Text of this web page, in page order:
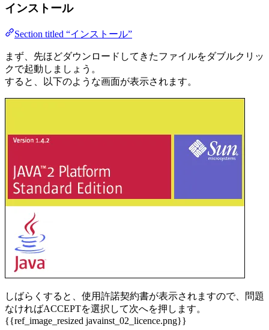
インストール
Section titled “インストール”
まず、先ほどダウンロードしてきたファイルをダブルクリッ
クで起動しましょう。
すると、以下のような画面が表示されます。
しばらくすると、使用許諾契約書が表示されますので、問題
なければACCEPTを選択して次へを押します。
{{ref_image_resized javainst_02_licence.png}}